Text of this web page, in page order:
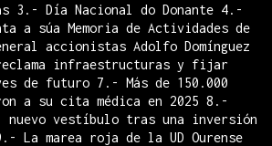
3.- Día Nacional do Donante 4.-
a súa Memoria de Actividades de
accionistas Adolfo Domínguez
reclama infraestructuras y fijar
de futuro 7.- Más de 150.000
a su cita médica en 2025 8.-
nuevo vestíbulo tras una inversión
La marea roja de la UD Ourense